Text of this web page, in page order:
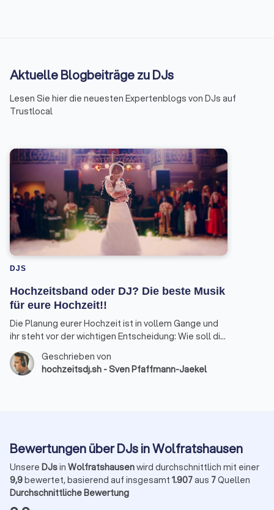
Aktuelle Blogbeiträge zu DJs
Lesen Sie hier die neuesten Expertenblogs von DJs auf
Trustlocal
DJS
Hochzeitsband oder DJ? Die beste Musik
für eure Hochzeit!!
Die Planung eurer Hochzeit ist in vollem Gange und
ihr steht vor der wichtigen Entscheidung: Wie soll die
musikalische Untermalung eures großen Tages
aussehen? Hochzeitsband oder DJ? Als erfahrener
Hochzeits-DJ möchte ich euch mit diesem Beitrag
Geschrieben von
hochzeitsdj.sh - Sven Pfaffmann-Jaekel
Bewertungen über DJs in Wolfratshausen
Unsere DJsin Wolfratshausenwird durchschnittlich mit einer
9,9bewertet, basierend auf insgesamt 1.907aus 7Quellen
Durchschnittliche Bewertung